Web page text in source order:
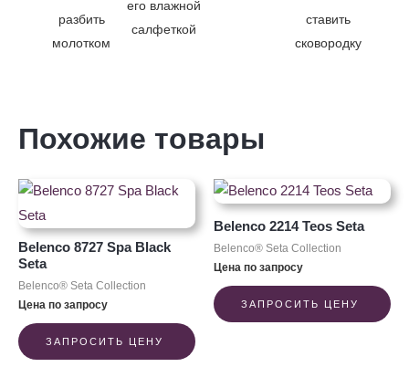
разбить
молотком
его влажной
салфеткой
ставить
сковородку
Похожие товары
Belenco 8727 Spa Black
Seta
Belenco® Seta Collection
Цена по запросу
ЗАПРОСИТЬ ЦЕНУ
Belenco 2214 Teos Seta
Belenco® Seta Collection
Цена по запросу
ЗАПРОСИТЬ ЦЕНУ